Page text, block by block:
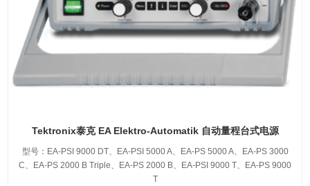
Tektronix泰克 EA Elektro-Automatik 自动量程台式电源
型号：EA-PSI 9000 DT、EA-PSI 5000 A、EA-PS 5000 A、EA-PS 3000
C、EA-PS 2000 B Triple、EA-PS 2000 B、EA-PSI 9000 T、EA-PS 9000
T